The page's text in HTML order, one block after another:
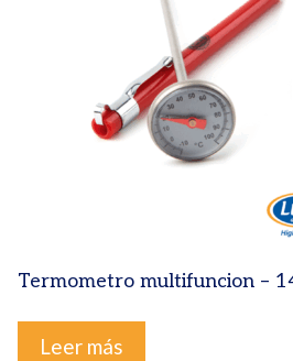
Termometro multifuncion –
Leer más